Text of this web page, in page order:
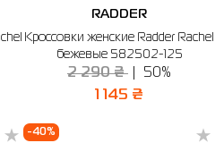
RADDER
Кроссовки женские Radder Rachel
бежевые 582502-125
2 290 ₴ 50%
1 145 ₴
-40%